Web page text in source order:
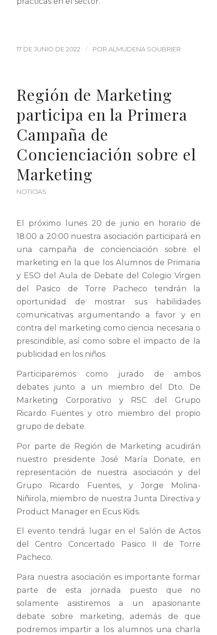
17 DE JUNIO DE 2022 / POR ALMUDENA SOUBRIER
Región de Marketing
participa en la Primera
Campaña de
Concienciación sobre el
Marketing
NOTICIAS
El próximo lunes 20 de junio en horario de
18:00 a 20:00 nuestra asociación participará en
una campaña de concienciación sobre el
marketing en la que los Alumnos de Primaria
y ESO del Aula de Debate del Colegio Virgen
del Pasico de Torre Pacheco tendrán la
oportunidad de mostrar sus habilidades
comunicativas argumentando a favor y en
contra del marketing como ciencia necesaria o
prescindible, así como sobre el impacto de la
publicidad en los niños.
Participaremos como jurado de ambos
debates junto a un miembro del Dto. De
Marketing Corporativo y RSC del Grupo
Ricardo Fuentes y otro miembro del propio
grupo de debate.
Por parte de Región de Marketing acudirán
nuestro presidente José María Donate, en
representación de nuestra asociación y del
Grupo Ricardo Fuentes, y Jorge Molina-
Niñirola, miembro de nuestra Junta Directiva y
Product Manager en Ecus Kids.
El evento tendrá lugar en el Salón de Actos
del Centro Concertado Pasico II de Torre
Pacheco.
Para nuestra asociación es importante formar
parte de esta jornada puesto que no
solamente asistiremos a un apasionante
debate sobre marketing, además de que
podremos impartir a los alumnos una charla